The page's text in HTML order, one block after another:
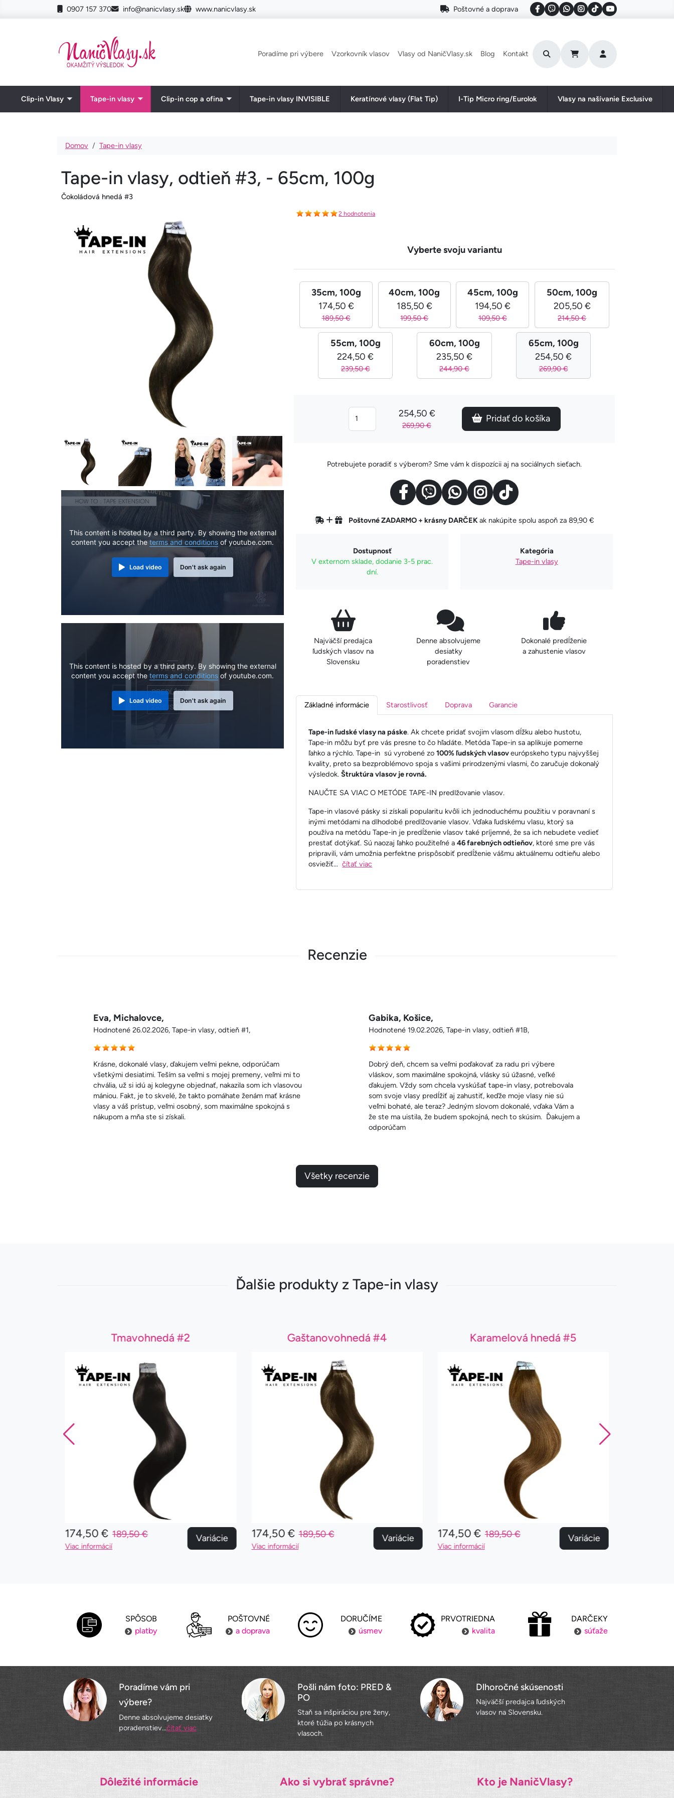
Skočiť na hlavný obsah0907 157 370 info@nanicvlasy.sk www.nanicvlasy.sk Poštovné a doprava
Main navigation
Poradíme pri výbere Vzorkovník vlasov Vlasy od NaničVlasy.sk Blog Kontakt
Clip-in Vlasy
Toggle submenu
Tape-in vlasy
Toggle submenu
Clip-in cop a ofina
Toggle submenu
Tape-in vlasy INVISIBLE Keratínové vlasy (Flat Tip) I-Tip Micro ring/Eurolok Vlasy na našívanie Exclusive
Omrvinka
Domov Tape-in vlasy
Tape-in vlasy, odtieň #3, - 65cm, 100g
Čokoládová hnedá #3
This content is hosted by a third party. By showing the external
content you accept theterms and conditions of youtube.com.
Load video Don't ask again
This content is hosted by a third party. By showing the external
content you accept theterms and conditions of youtube.com.
Load video Don't ask again
2 hodnotenia
Vyberte svoju variantu
35cm, 100g
174,50 €
189,50 €
40cm, 100g
185,50 €
199,50 €
45cm, 100g
194,50 €
109,50 €
50cm, 100g
205,50 €
214,50 €
55cm, 100g
224,50 €
239,50 €
60cm, 100g
235,50 €
244,90 €
65cm, 100g
254,50 €
269,90 €
254,50 €
269,90 €
Pridať do košíka
Potrebujete poradiť s výberom? Sme vám k dispozícii aj na sociálnych sieťach.
Poštovné ZADARMO + krásny DARČEKak nakúpite spolu aspoň za 89,90 €
Dostupnosť
V externom sklade, dodanie 3-5 prac.
dní.
Kategória
Tape-in vlasy
Najväčší predajca
ľudských vlasov na
Slovensku
Denne absolvujeme
desiatky
poradenstiev
Dokonalé predĺženie
a zahustenie vlasov
Základné informácie Starostlivosť Doprava Garancie
Tape-in ľudské vlasy na páske. Ak chcete pridať svojim vlasom dĺžku alebo hustotu,
Tape-in môžu byť pre vás presne to čo hľadáte. Metóda Tape-in sa aplikuje pomerne
ľahko a rýchlo. Tape-in sú vyrobené zo100% ľudských vlasoveurópskeho typu najvyššej
kvality, preto sa bezproblémovo spoja s vašimi prirodzenými vlasmi, čo zaručuje dokonalý
výsledok.Štruktúra vlasov je rovná.
NAUČTE SA VIAC O METÓDE TAPE-IN predlžovanie vlasov.
Tape-in vlasové pásky si získali popularitu kvôli ich jednoduchému použitiu v poravnaní s
inými metódami na dlhodobé predlžovanie vlasov. Vďaka ľudskému vlasu, ktorý sa
používa na metódu Tape-in je predĺženie vlasov také príjemné, že sa ich nebudete vedieť
prestať dotýkať. Sú naozaj ľahko použiteľné a46 farebných odtieňov, ktoré sme pre vás
pripravili, vám umožnia perfektne prispôsobiť predĺženie vášmu aktuálnemu odtieňu alebo
osviežiť...čítať viac
Recenzie
Eva, Michalovce,
Hodnotené 26.02.2026, Tape-in vlasy, odtieň #1,
Krásne, dokonalé vlasy, ďakujem veľmi pekne, odporúčam
všetkými desiatimi. Teším sa veľmi s mojej premeny, veľmi mi to
chvália, už si idú aj kolegyne objednať, nakazila som ich vlasovou
mániou. Fakt, je to skvelé, že takto pomáhate ženám mať krásne
vlasy a váš prístup, veľmi osobný, som maximálne spokojná s
nákupom a mňa ste si získali.
Gabika, Košice,
Hodnotené 19.02.2026, Tape-in vlasy, odtieň #1B,
Dobrý deň, chcem sa veľmi poďakovať za radu pri výbere
vláskov, som maximálne spokojná, vlásky sú úžasné, veľké
ďakujem. Vždy som chcela vyskúšať tape-in vlasy, potrebovala
som svoje vlasy predĺžiť aj zahustiť, keďže moje vlasy nie sú
veľmi bohaté, ale teraz? Jedným slovom dokonalé, vďaka Vám a
že ste ma uistila, že budem spokojná, nech to skúsim. Ďakujem a
odporúčam
Všetky recenzie
Ďalšie produkty z Tape-in vlasy
Tmavohnedá #2
174,50 € 189,50 €
Viac informácií
Variácie
Gaštanovohnedá #4
174,50 € 189,50 €
Viac informácií
Variácie
Karamelová hnedá #5
174,50 € 189,50 €
Viac informácií
Variácie
SPÔSOB
platby
POŠTOVNÉ
a doprava
DORUČÍME
úsmev
PRVOTRIEDNA
kvalita
DARČEKY
súťaže
Poradíme vám pri
výbere?
Denne absolvujeme desiatky
poradenstiev...čítať viac
Pošli nám foto: PRED &
PO
Staň sa inšpiráciou pre ženy,
ktoré túžia po krásnych
vlasoch.
Dlhoročné skúsenosti
Najväčší predajca ľudských
vlasov na Slovensku.
Dôležité informácie Ako si vybrať správne? Kto je NaničVlasy?